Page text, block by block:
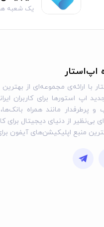
یک شعبه
اپ‌استار
با ارائه‌ی مجموعه‌ای از
اپ استورها برای کاربران
و پرطرفدار مانند همراه
بی‌نظیر از دنیای دیجیتال برای
منبع اپلیکیشن‌های آیفون